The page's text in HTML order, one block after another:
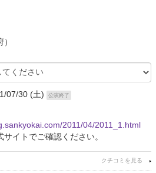
07/30 (土) 公演終了
2011/04/2011_1.html
イトでご確認ください。